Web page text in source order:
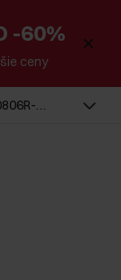
-60%
ceny